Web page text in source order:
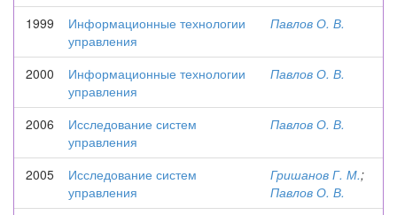
1999
Информационные технологии
управления
Павлов О. В.
2000
Информационные технологии
управления
Павлов О. В.
2006
Исследование систем
управления
Павлов О. В.
2005
Исследование систем
управления
Гришанов Г. М.;
Павлов О. В.